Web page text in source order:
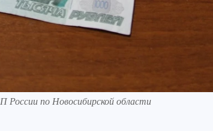
по Новосибирской области